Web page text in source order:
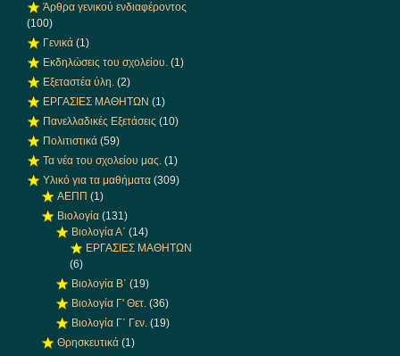
Άρθρα γενικού ενδιαφέροντος
(100)
Γενικά (1)
Εκδηλώσεις του σχολείου. (1)
Εξεταστέα ύλη. (2)
ΕΡΓΑΣΙΕΣ ΜΑΘΗΤΩΝ (1)
Πανελλαδικές Εξετάσεις (10)
Πολιτιστικά (59)
Τα νέα του σχολείου μας. (1)
Υλικό για τα μαθήματα (309)
ΑΕΠΠ (1)
Βιολογία (131)
Βιολογία Α΄ (14)
ΕΡΓΑΣΙΕΣ ΜΑΘΗΤΩΝ
(6)
Βιολογία Β΄ (19)
Βιολογία Γ' Θετ. (36)
Βιολογία Γ΄ Γεν. (19)
Θρησκευτικά (1)